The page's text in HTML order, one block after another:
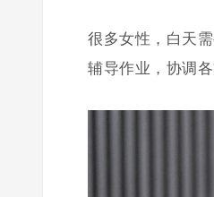
很多女性，白天
辅导作业，协调